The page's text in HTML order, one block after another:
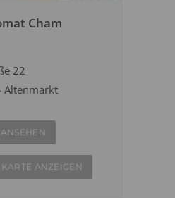
Cham
22
Altenmarkt
ANZEIGEN